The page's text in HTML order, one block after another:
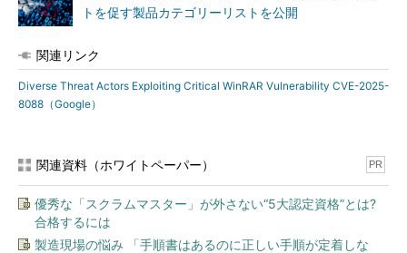
トを促す製品カテゴリーリストを公開
関連リンク
Diverse Threat Actors Exploiting Critical WinRAR Vulnerability CVE-2025-
8088（Google）
関連資料（ホワイトペーパー） PR
優秀な「スクラムマスター」が外さない“5大認定資格”とは?
合格するには
製造現場の悩み 「手順書はあるのに正しい手順が定着しな